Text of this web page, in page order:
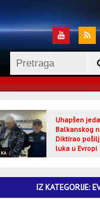
Uhapšen
Balkanskog
Diktirao
luka u Evropi
IZ KATEGORIJE: